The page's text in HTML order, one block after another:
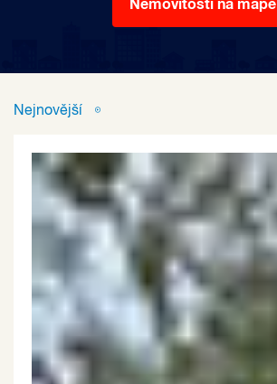
Nemovitosti na mapě
Nejnovější